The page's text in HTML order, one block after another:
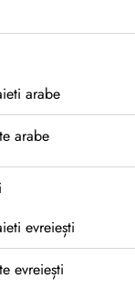
arabe
arabe
evreiești
evreiești